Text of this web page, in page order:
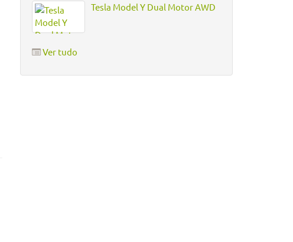
Tesla Model Y Dual Motor AWD
Ver tudo